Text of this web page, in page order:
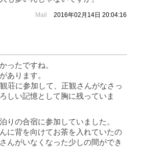
Mail 2016年02月14日 20:04:16
ったですね。
あります。
荘に参加して、正観さんがなさっ
しい記憶として胸に残っていま
りの合宿に参加していました。
に背を向けてお茶を入れていたの
んがいなくなった少しの間ができ